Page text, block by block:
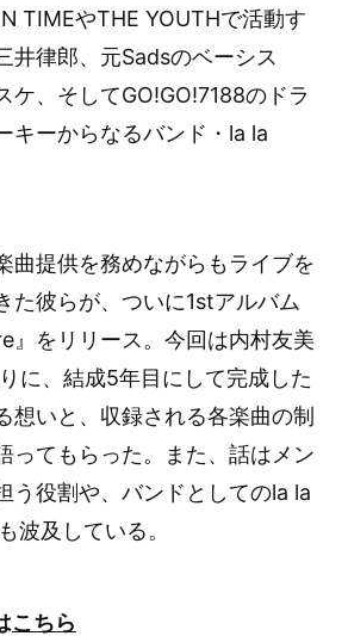
TIMEやTHE YOUTHで活動す
井律郎、元Sadsのベーシス
ケ、そしてGO!GO!7188のドラ
キーからなるバンド・la la
曲提供を務めながらもライブを
た彼らが、ついに1stアルバム
』をリリース。今回は内村友美
に、結成5年目にして完成した
想いと、収録される各楽曲の制
ってもらった。また、話はメン
う役割や、バンドとしてのla la
波及している。
こちら